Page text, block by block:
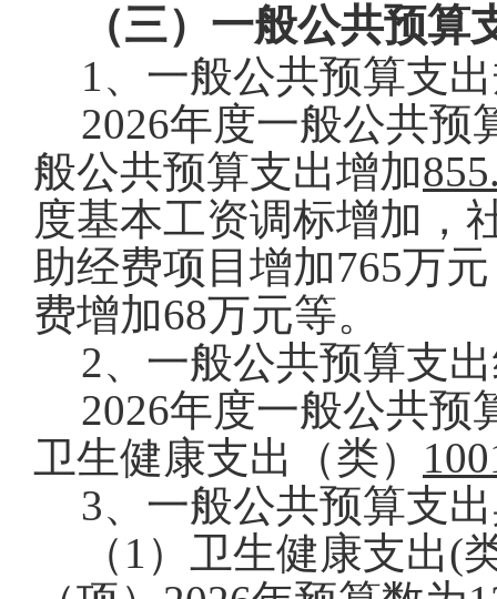
（三）一般公共预算
1、一般公共预算支
2026年度一般公共预
般公共预算支出增加
度基本工资调标增加，
助经费项目增加765万
费增加68万元等。
2、一般公共预算支出
2026年度一般公共预
卫生健康支出（类）
3、一般公共预算支出
（1）卫生健康支出